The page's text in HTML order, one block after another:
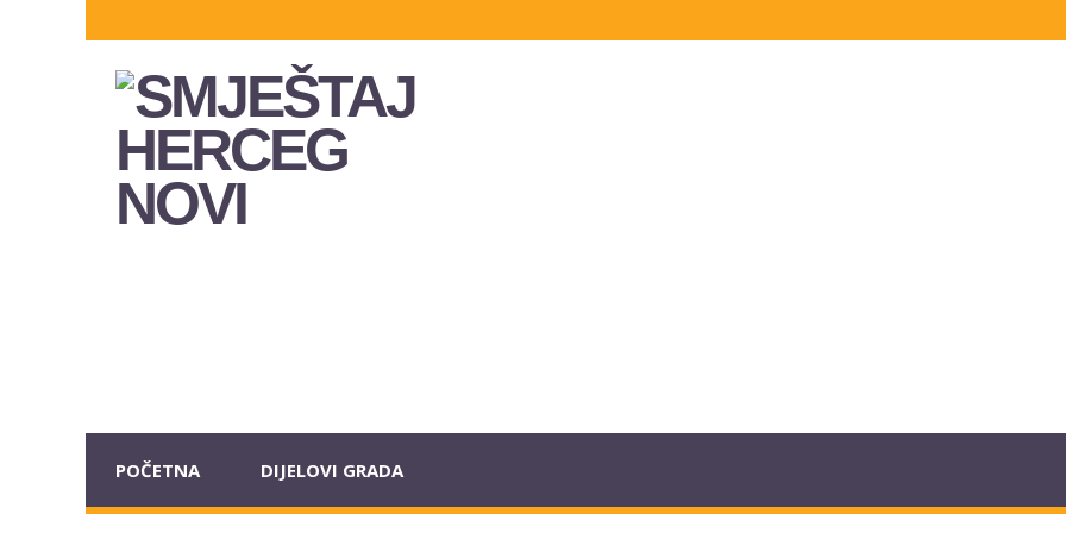
POČETNA DIJELOVI GRADA